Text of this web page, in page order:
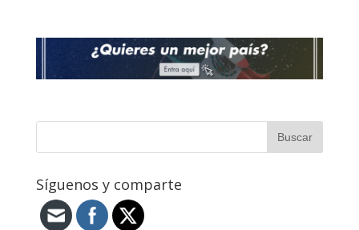
Síguenos y comparte